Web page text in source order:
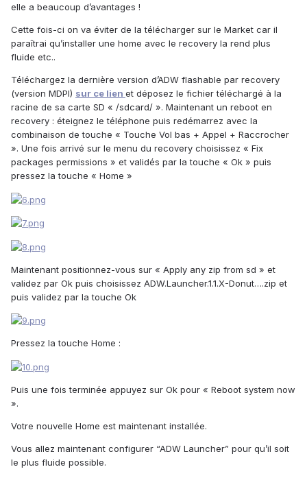
elle a beaucoup d’avantages !
Cette fois-ci on va éviter de la télécharger sur le Market car il
paraîtrai qu’installer une home avec le recovery la rend plus
fluide etc..
Téléchargez la dernière version d’ADW flashable par recovery
(version MDPI) sur ce lien et déposez le fichier téléchargé à la
racine de sa carte SD « /sdcard/ ». Maintenant un reboot en
recovery : éteignez le téléphone puis redémarrez avec la
combinaison de touche « Touche Vol bas + Appel + Raccrocher
». Une fois arrivé sur le menu du recovery choisissez « Fix
packages permissions » et validés par la touche « Ok » puis
pressez la touche « Home »
Maintenant positionnez-vous sur « Apply any zip from sd » et
validez par Ok puis choisissez ADW.Launcher.1.1.X-Donut….zip et
puis validez par la touche Ok
Pressez la touche Home :
Puis une fois terminée appuyez sur Ok pour « Reboot system now
».
Votre nouvelle Home est maintenant installée.
Vous allez maintenant configurer “ADW Launcher” pour qu’il soit
le plus fluide possible.